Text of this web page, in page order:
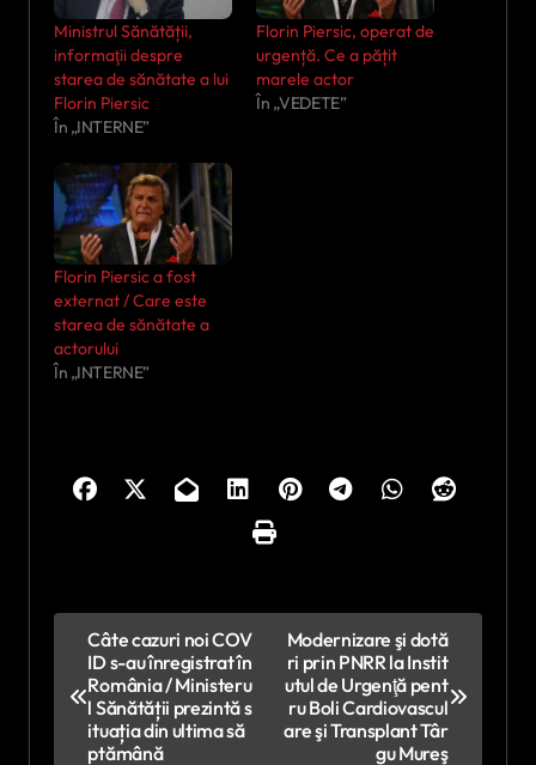
Ministrul Sănătății,
informaţii despre
starea de sănătate a lui
Florin Piersic
În „INTERNE”
Florin Piersic, operat de
urgență. Ce a pățit
marele actor
În „VEDETE”
Florin Piersic a fost
externat / Care este
starea de sănătate a
actorului
În „INTERNE”
Câte cazuri noi COV
ID s-au înregistrat în
România / Ministeru
l Sănătății prezintă s
ituația din ultima să
ptămână
Modernizare şi dotă
ri prin PNRR la Instit
utul de Urgenţă pent
ru Boli Cardiovascul
are şi Transplant Târ
gu Mureş